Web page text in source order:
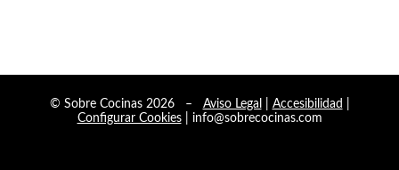
© Sobre Cocinas 2026 – Aviso Legal Accesibilidad
Configurar Cookies| info@sobrecocinas.com